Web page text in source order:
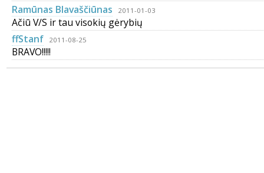
Ramūnas Blavaščiūnas
2011-01-03
Ačiū V/S ir tau visokių gėrybių
ffStanf
2011-08-25
BRAVO!!!!!